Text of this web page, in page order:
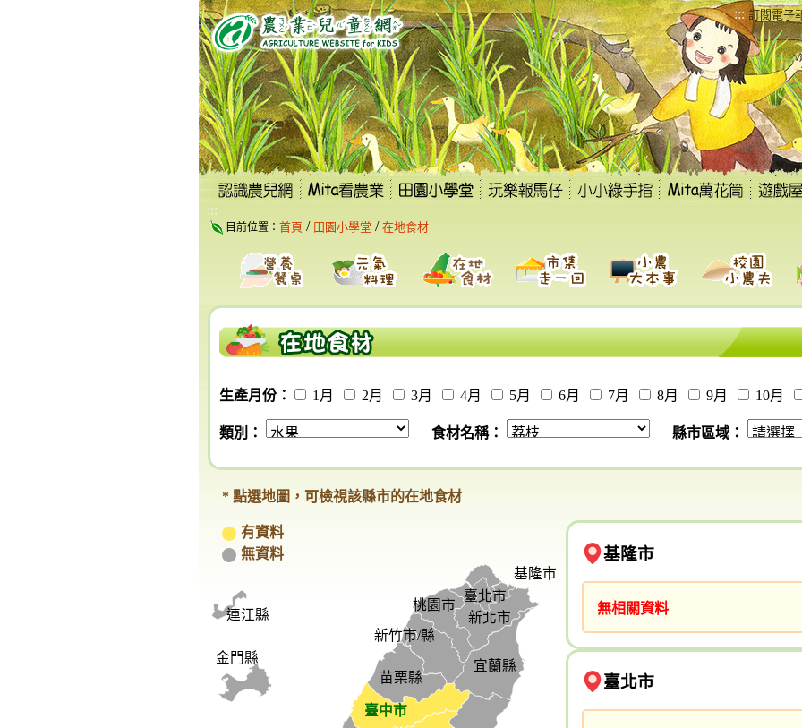
跳
到
主
要
內
容
區
塊
::: 訂閱電子
:::
目前位置： 首頁 / 田園小學堂 / 在地食材
生產月份： 1月 2月 3月 4月 5月 6月 7月 8月 9月 10月
類別： 食材名稱： 縣市區域：
* 點選地圖，可檢視該縣市的在地食材
有資料
無資料
連江縣
金門縣
基隆市
新北市
臺北市
桃園市
新竹市/縣
苗栗縣
臺中市
宜蘭縣
基隆市
無相關資料
臺北市